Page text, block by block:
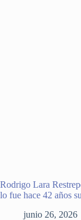
Rodrigo Lara
lo fue hace 42 años
junio 26, 2026